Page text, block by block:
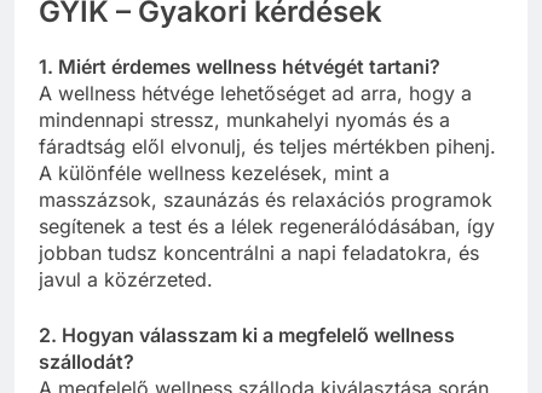
GYIK – Gyakori kérdések
1. Miért érdemes wellness hétvégét tartani?
A wellness hétvége lehetőséget ad arra, hogy a
mindennapi stressz, munkahelyi nyomás és a
fáradtság elől elvonulj, és teljes mértékben pihenj.
A különféle wellness kezelések, mint a
masszázsok, szaunázás és relaxációs programok
segítenek a test és a lélek regenerálódásában, így
jobban tudsz koncentrálni a napi feladatokra, és
javul a közérzeted.
2. Hogyan válasszam ki a megfelelő wellness
szállodát?
A megfelelő wellness szálloda kiválasztása során